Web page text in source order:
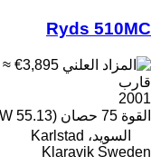
Ryds 510MC
≈ €3,895
قارب
2001
القوة 75 حصان (55.13 kW)
السويد، Karlstad
Klaravik Sweden